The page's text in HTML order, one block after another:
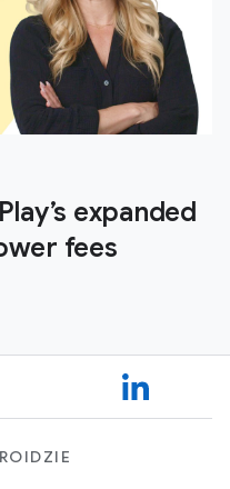
expanded
fees